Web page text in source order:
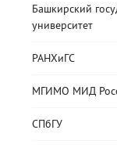
Башкирский
университет
РАНХиГС
МГИМО МИД
СПбГУ